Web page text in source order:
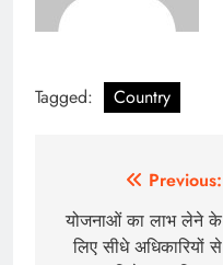
Tagged: Country
navigation
Previous:
योजनाओं का लाभ लेने के
लिए सीधे अधिकारियों से